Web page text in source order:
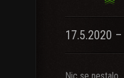
17.5.2020